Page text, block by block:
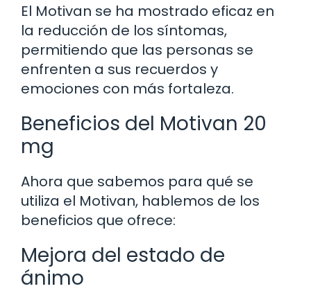
El Motivan se ha mostrado eficaz en
la reducción de los síntomas,
permitiendo que las personas se
enfrenten a sus recuerdos y
emociones con más fortaleza.
Beneficios del Motivan 20
mg
Ahora que sabemos para qué se
utiliza el Motivan, hablemos de los
beneficios que ofrece:
Mejora del estado de
ánimo